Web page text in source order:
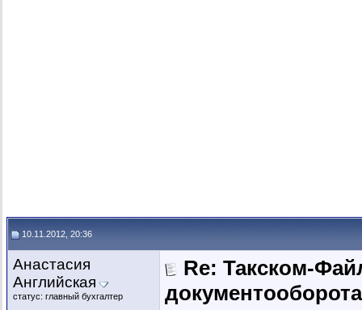
10.11.2012, 20:36
Анастасия
Английская
статус: главный бухгалтер
Re: Такском-
документооборота